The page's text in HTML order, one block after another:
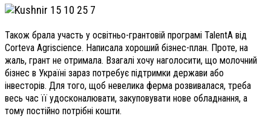
Також брала участь у освітньо-грантовій програмі TalentA від
Corteva Agriscience. Написала хороший бізнес-план. Проте, на
жаль, грант не отримала. Взагалі хочу наголосити, що молочний
бізнес в Україні зараз потребує підтримки держави або
інвесторів. Для того, щоб невелика ферма розвивалася, треба
весь час її удосконалювати, закуповувати нове обладнання, а
тому постійно потрібні кошти.